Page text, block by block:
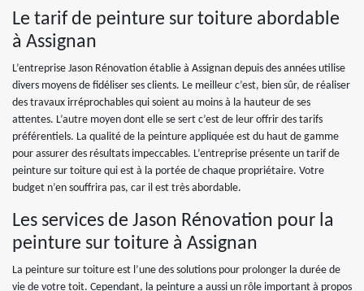
Le tarif de peinture sur toiture abordable
à Assignan
L’entreprise Jason Rénovation établie à Assignan depuis des années utilise
divers moyens de fidéliser ses clients. Le meilleur c’est, bien sûr, de réaliser
des travaux irréprochables qui soient au moins à la hauteur de ses
attentes. L’autre moyen dont elle se sert c’est de leur offrir des tarifs
préférentiels. La qualité de la peinture appliquée est du haut de gamme
pour assurer des résultats impeccables. L’entreprise présente un tarif de
peinture sur toiture qui est à la portée de chaque propriétaire. Votre
budget n’en souffrira pas, car il est très abordable.
Les services de Jason Rénovation pour la
peinture sur toiture à Assignan
La peinture sur toiture est l’une des solutions pour prolonger la durée de
vie de votre toit. Cependant, la peinture a aussi un rôle important à propos